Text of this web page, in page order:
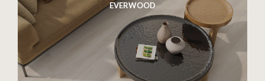
EVERWOOD